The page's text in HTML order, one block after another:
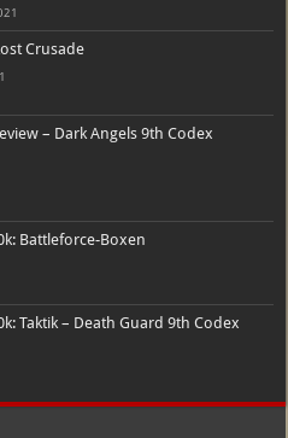
Crusade
– Dark Angels 9th Codex
Battleforce-Boxen
Taktik – Death Guard 9th Codex